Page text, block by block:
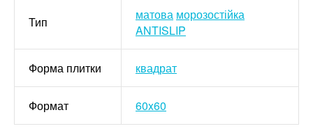
Тип матова морозостійка
ANTISLIP
Форма плитки квадрат
Формат 60x60